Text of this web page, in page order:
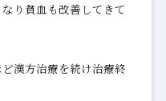
り貧血も改善してきて
漢方治療を続け治療終